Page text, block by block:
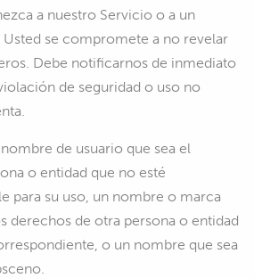
a nuestro Servicio o a un
se compromete a no revelar
Debe notificarnos de inmediato
de seguridad o uso no
de usuario que sea el
o entidad que no esté
para su uso, un nombre o marca
derechos de otra persona o entidad
o un nombre que sea